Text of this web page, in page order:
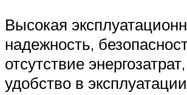
Высокая
надежность,
отсутствие
удобство в